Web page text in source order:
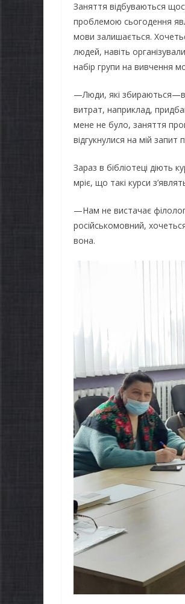
Заняття відбуваються
проблемою сьогодення
мови залишається.
людей, навіть
набір групи на вивчення
—Люди, які
витрат, наприклад,
мене не було, заняття
відгукнулися на мій
Зараз в бібліотеці діють
мріє, що такі курси
—Нам не вистачає
російськомовний,
вона.
небо